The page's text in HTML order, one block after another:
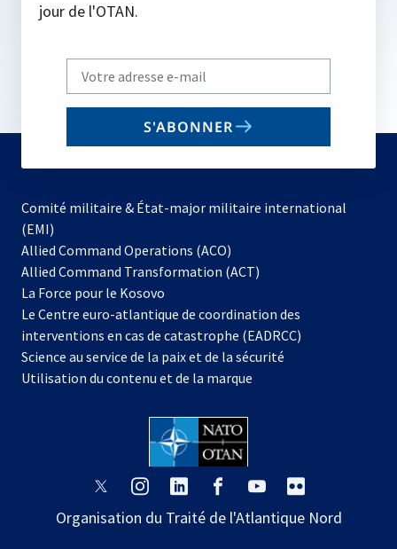
jour de l'OTAN.
Write
your
email
S'ABONNER
Comité militaire & État-major militaire international
(EMI)
Allied Command Operations (ACO)
dans
nouvel
onglet
Allied Command Transformation (ACT)
La Force pour le Kosovo
dans
un
nouvel
onglet
Le Centre euro-atlantique de coordination des
interventions en cas de catastrophe (EADRCC)
Science au service de la paix et de la sécurité
Utilisation du contenu et de la marque
s’ouvre
un
s’ouvre
un
s’ouvre
un
s’ouvre
un
s’ouvre
un
un
Organisation du Traité de l'Atlantique Nord